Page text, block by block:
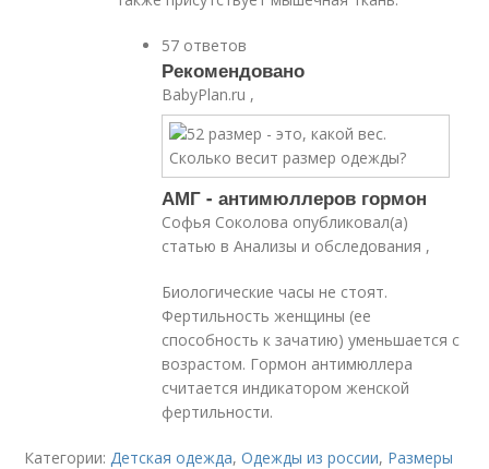
57 ответов
Рекомендовано
BabyPlan.ru ,
АМГ - антимюллеров гормон
Софья Соколова опубликовал(а)
статью в Анализы и обследования ,
Биологические часы не стоят.
Фертильность женщины (ее
способность к зачатию) уменьшается с
возрастом. Гормон антимюллера
считается индикатором женской
фертильности.
Категории:Детская одежда,Одежды из россии, Размеры